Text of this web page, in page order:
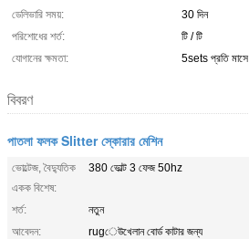
ডেলিভারি সময়:
30 দিন
পরিশোধের শর্ত:
টি / টি
যোগানের ক্ষমতা:
5sets প্রতি মাসে
বিবরণ
পাতলা ফলক Slitter স্কোরার মেশিন
ভোল্টেজ, বৈদ্যুতিক
একক বিশেষ:
380 ভোল্ট 3 ফেজ 50hz
শর্ত:
নতুন
আবেদন:
rugেউখেলান বোর্ড কাটার জন্য